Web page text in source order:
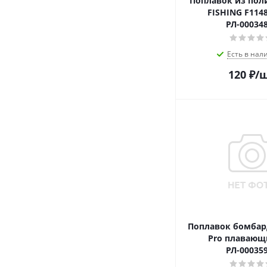
FISHING
РЛ-
Есть в
120 ₽/
Поплавок
Pro
РЛ-